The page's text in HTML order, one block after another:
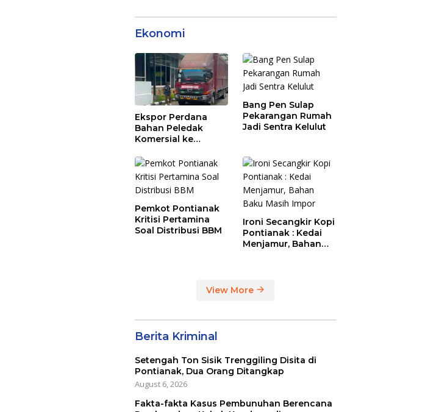
Ekonomi
Ekspor Perdana
Bahan Peledak
Komersial ke
PLBN Entikong
Bang Pen Sulap
Pekarangan Rumah
Jadi Sentra Kelulut
Pemkot Pontianak
Kritisi Pertamina
Soal Distribusi BBM
Ironi Secangkir Kopi
Pontianak : Kedai
Menjamur, Bahan
View More
Berita Kriminal
Setengah Ton Sisik Trenggiling Disita di
Pontianak, Dua Orang Ditangkap
August 6, 2026
Fakta-fakta Kasus Pembunuhan Berencana